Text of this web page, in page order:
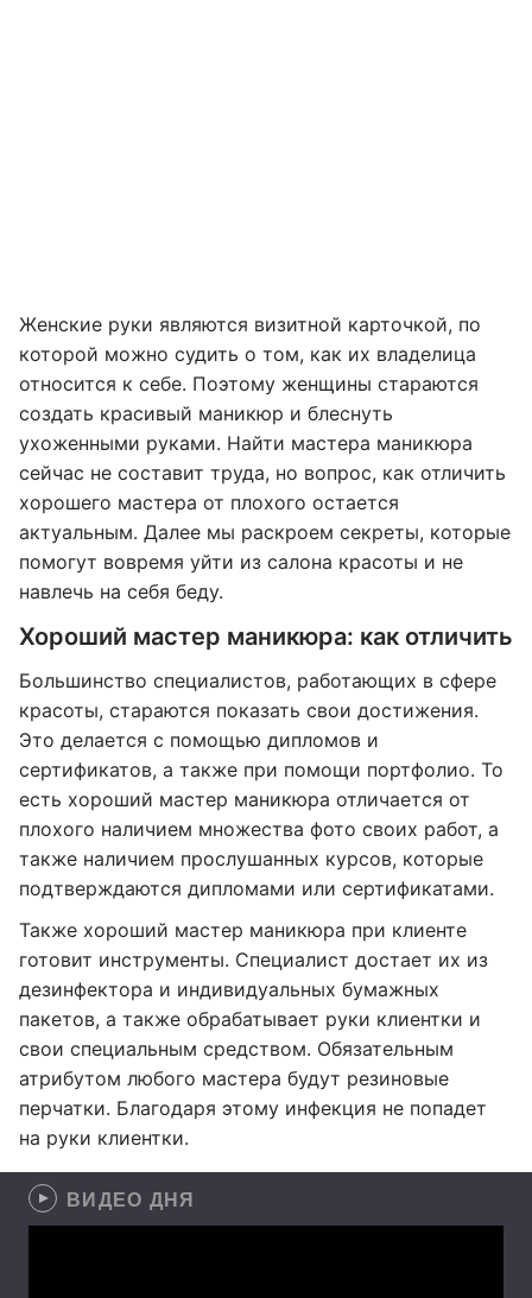
Женские руки являются визитной карточкой, по
которой можно судить о том, как их владелица
относится к себе. Поэтому женщины стараются
создать красивый маникюр и блеснуть
ухоженными руками. Найти мастера маникюра
сейчас не составит труда, но вопрос, как отличить
хорошего мастера от плохого остается
актуальным. Далее мы раскроем секреты, которые
помогут вовремя уйти из салона красоты и не
навлечь на себя беду.
Хороший мастер маникюра: как отличить
Большинство специалистов, работающих в сфере
красоты, стараются показать свои достижения.
Это делается с помощью дипломов и
сертификатов, а также при помощи портфолио. То
есть хороший мастер маникюра отличается от
плохого наличием множества фото своих работ, а
также наличием прослушанных курсов, которые
подтверждаются дипломами или сертификатами.
Также хороший мастер маникюра при клиенте
готовит инструменты. Специалист достает их из
дезинфектора и индивидуальных бумажных
пакетов, а также обрабатывает руки клиентки и
свои специальным средством. Обязательным
атрибутом любого мастера будут резиновые
перчатки. Благодаря этому инфекция не попадет
на руки клиентки.
ВИДЕО ДНЯ